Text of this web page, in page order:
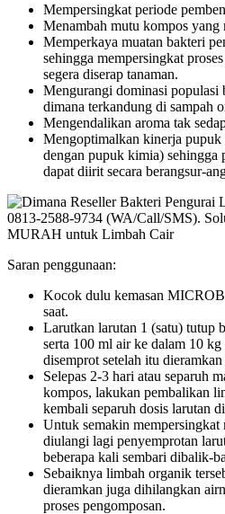
Mempersingkat periode
Menambah mutu kompos yang
Memperkaya muatan bakteri
sehingga mempersingkat
segera diserap tanaman.
Mengurangi dominasi populasi
dimana terkandung di sampah
Mengendalikan aroma tak
Mengoptimalkan kinerja
dengan pupuk kimia) sehingga
dapat diirit secara berangsur-
Saran penggunaan:
Kocok dulu kemasan
saat.
Larutkan larutan 1 (satu)
serta 100 ml air ke dalam 10
disemprot setelah itu
Selepas 2-3 hari atau separuh
kompos, lakukan pembalikan
kembali separuh dosis larutan
Untuk semakin mempersingkat
diulangi lagi penyemprotan
beberapa kali sembari dibalik-
Sebaiknya limbah organik
dieramkan juga dihilangkan
proses pengomposan.